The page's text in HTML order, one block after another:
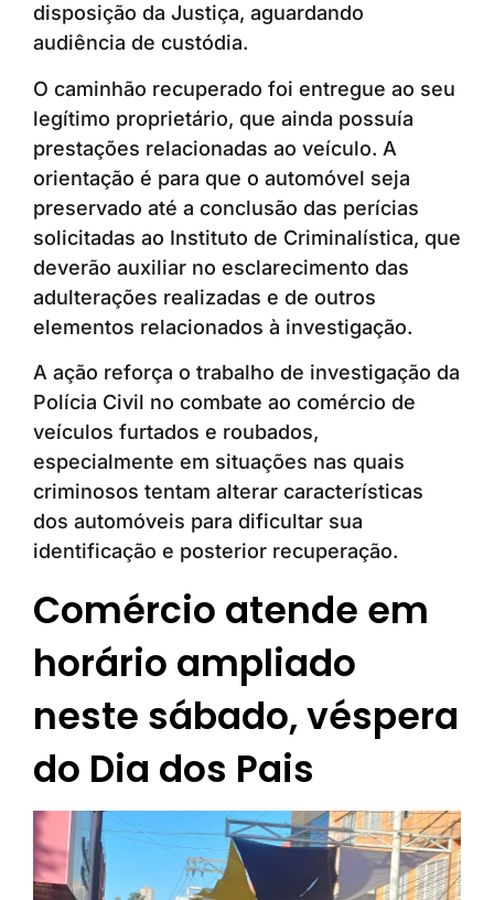
disposição da Justiça, aguardando
audiência de custódia.
O caminhão recuperado foi entregue ao seu
legítimo proprietário, que ainda possuía
prestações relacionadas ao veículo. A
orientação é para que o automóvel seja
preservado até a conclusão das perícias
solicitadas ao Instituto de Criminalística, que
deverão auxiliar no esclarecimento das
adulterações realizadas e de outros
elementos relacionados à investigação.
A ação reforça o trabalho de investigação da
Polícia Civil no combate ao comércio de
veículos furtados e roubados,
especialmente em situações nas quais
criminosos tentam alterar características
dos automóveis para dificultar sua
identificação e posterior recuperação.
Comércio atende em
horário ampliado
neste sábado, véspera
do Dia dos Pais